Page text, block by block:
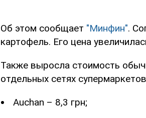
Об этом сообщает "Минфин".
картофель. Его цена
Также выросла стоимость
отдельных сетях
Auchan – 8,3 грн;